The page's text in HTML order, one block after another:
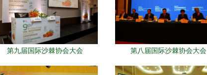
第九届国际沙棘协会大会 第八届国际沙棘协会大会